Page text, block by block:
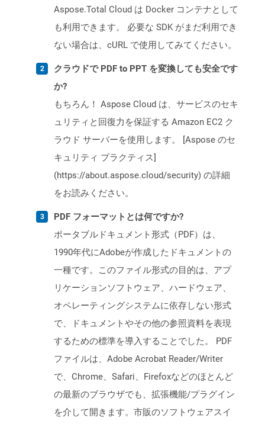
Aspose.Total Cloud は Docker コンテナとして
も利用できます。 必要な SDK がまだ利用でき
ない場合は、cURL で使用してみてください。
クラウドで PDF to PPT を変換しても安全です
か?
もちろん！ Aspose Cloud は、サービスのセキ
ュリティと回復力を保証する Amazon EC2 ク
ラウド サーバーを使用します。 [Aspose のセ
キュリティ プラクティス]
(https://about.aspose.cloud/security) の詳細
をお読みください。
PDF フォーマットとは何ですか?
ポータブルドキュメント形式（PDF）は、
1990年代にAdobeが作成したドキュメントの
一種です。このファイル形式の目的は、アプ
リケーションソフトウェア、ハードウェア、
オペレーティングシステムに依存しない形式
で、ドキュメントやその他の参照資料を表現
するための標準を導入することでした。 PDF
ファイルは、Adobe Acrobat Reader/Writer
で、Chrome、Safari、Firefoxなどのほとんど
の最新のブラウザでも、拡張機能/プラグイン
を介して開きます。市販のソフトウェアスイ